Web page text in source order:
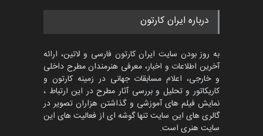
درباره ایران کارتون
به روز بودن سایت ایران کارتون فارسی و لاتین، ارائه
آخرین اطلاعات و اخبار، معرفی هنرمندان مطرح داخلی
و خارجی، اعلام مسابقات جهانی در زمینه کارتون و
کاریکاتور و تحلیل و بررسی آثار مطرح در این ارتباط ،
نمایش فیلم های آموزشی و گذاشتن هزاران تصویر در
گالری های این سایت تنها گوشه ای از فعالیت های این
سایت هنری است.